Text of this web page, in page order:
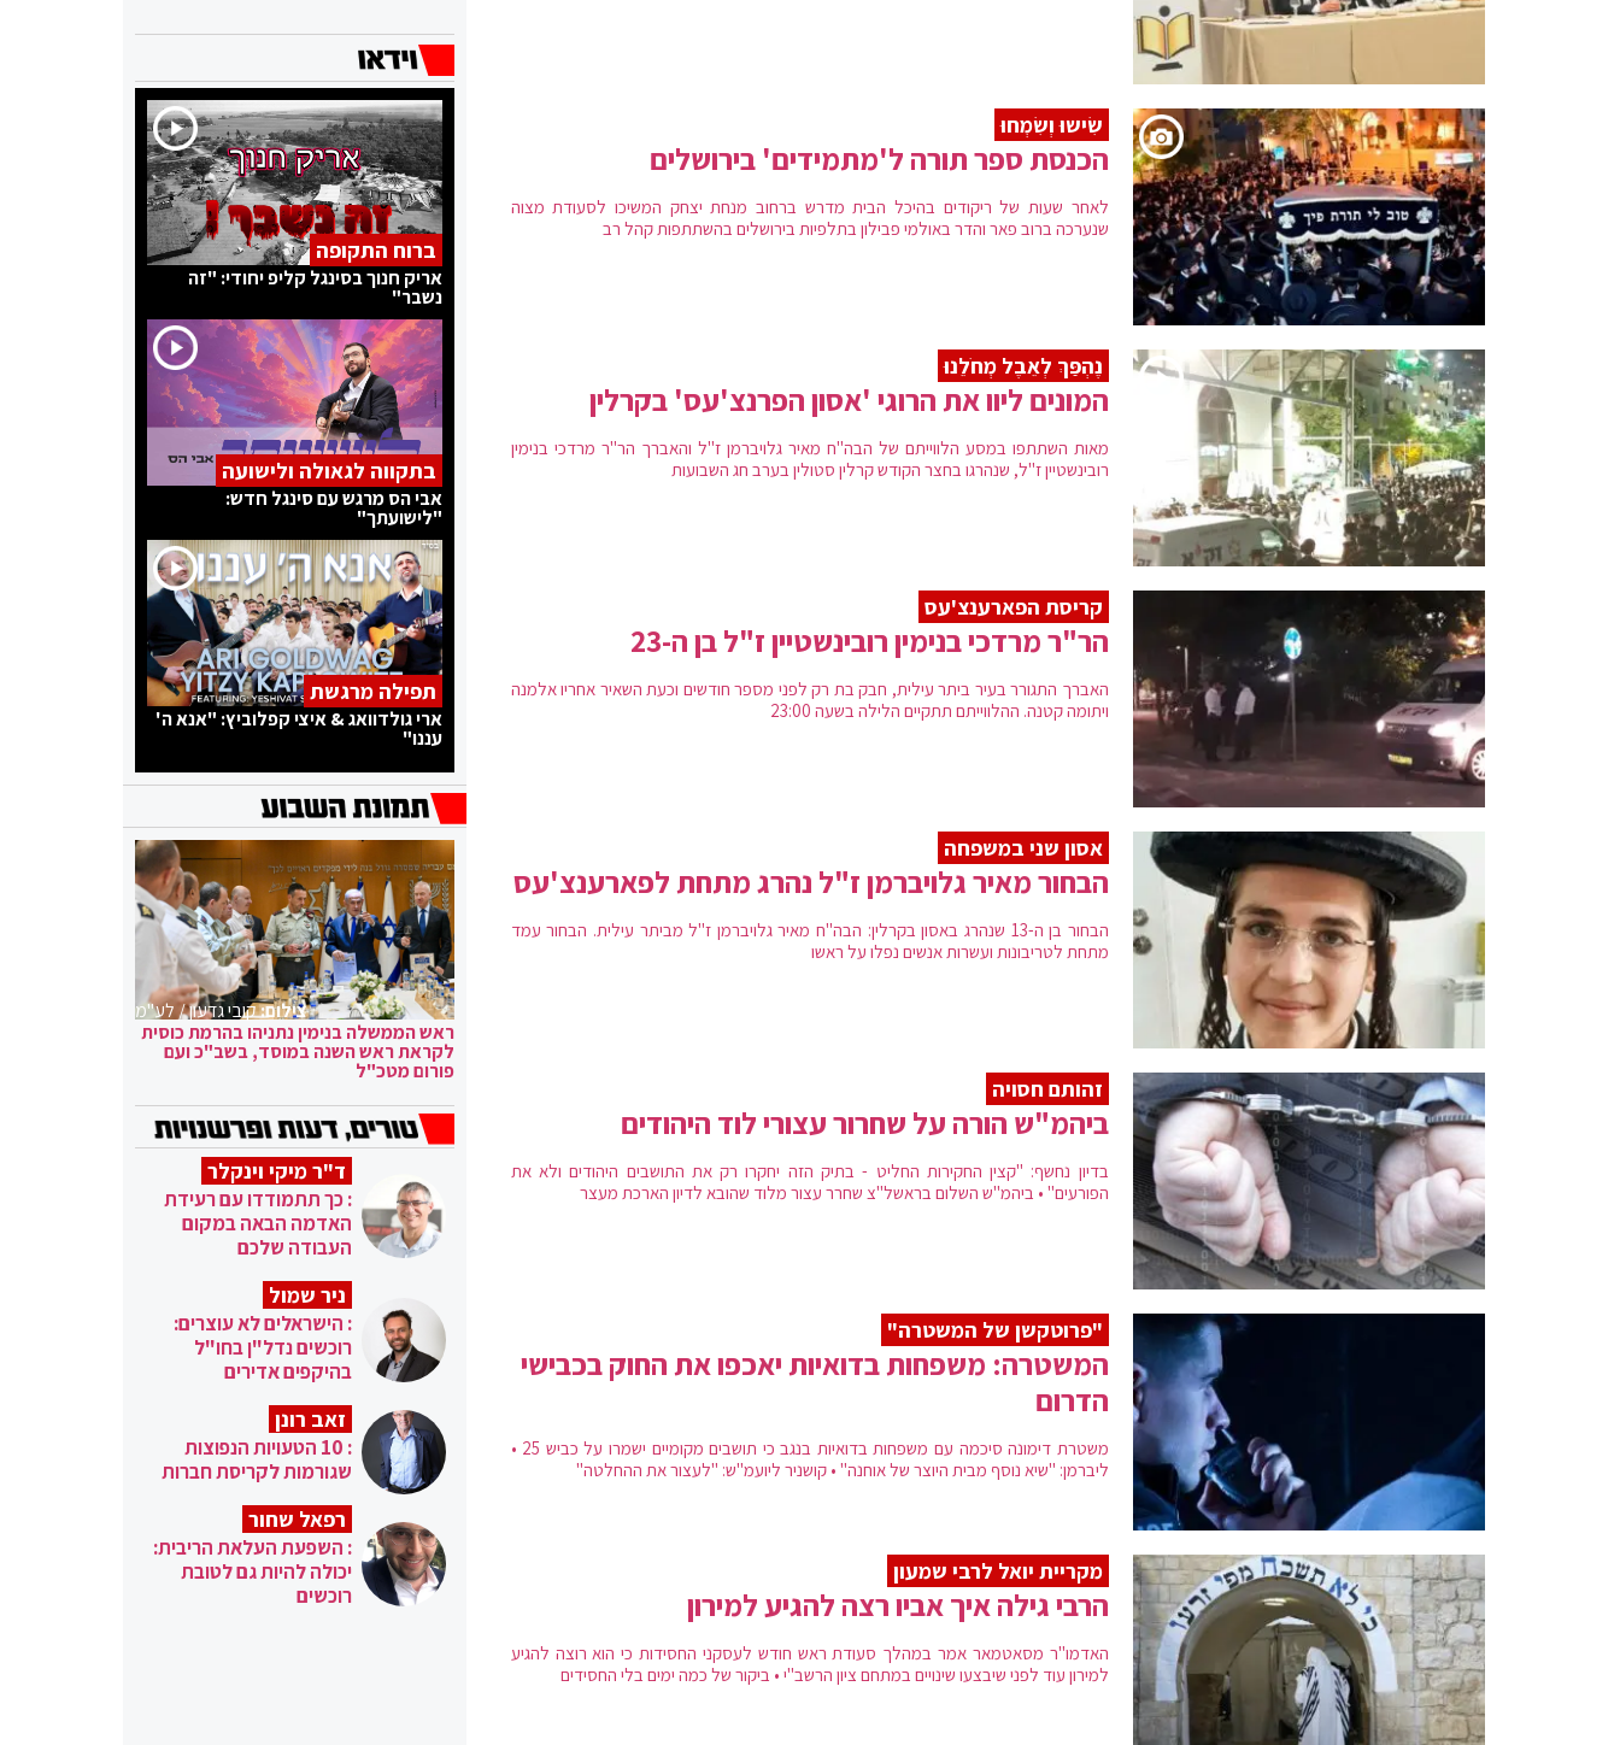
שִׂישוּ וְשִׂמְחוּ
הכנסת ספר תורה ל'מתמידים' בירושלים
לאחר שעות של ריקודים בהיכל הבית מדרש ברחוב מנחת יצחק המשיכו לסעודת מצוה
שנערכה ברוב פאר והדר באולמי פבילון בתלפיות בירושלים בהשתתפות קהל רב
נֶהְפַּךְ לְאֵבֶל מְחֹלֵנוּ
המונים ליוו את הרוגי 'אסון הפרנצ'עס' בקרלין
מאות השתתפו במסע הלווייתם של הבה"ח מאיר גלויברמן ז"ל והאברך הר"ר מרדכי בנימין
רובינשטיין ז"ל, שנהרגו בחצר הקודש קרלין סטולין בערב חג השבועות
קריסת הפארענצ'עס
הר"ר מרדכי בנימין רובינשטיין ז"ל בן ה-23
האברך התגורר בעיר ביתר עילית, חבק בת רק לפני מספר חודשים וכעת השאיר אחריו אלמנה
ויתומה קטנה. ההלווייתם תתקיים הלילה בשעה 23:00
אסון שני במשפחה
הבחור מאיר גלויברמן ז"ל נהרג מתחת לפארענצ'עס
הבחור בן ה-13 שנהרג באסון בקרלין: הבה"ח מאיר גלויברמן ז"ל מביתר עילית. הבחור עמד
מתחת לטריבונות ועשרות אנשים נפלו על ראשו
זהותם חסויה
ביהמ"ש הורה על שחרור עצורי לוד היהודים
בדיון נחשף: "קצין החקירות החליט - בתיק הזה יחקרו רק את התושבים היהודים ולא את
הפורעים" • ביהמ"ש השלום בראשל"צ שחרר עצור מלוד שהובא לדיון הארכת מעצר
"פרוטקשן של המשטרה"
המשטרה: משפחות בדואיות יאכפו את החוק בכבישי
הדרום
משטרת דימונה סיכמה עם משפחות בדואיות בנגב כי תושבים מקומיים ישמרו על כביש 25 •
ליברמן: "שיא נוסף מבית היוצר של אוחנה" • קושניר ליועמ"ש: "לעצור את ההחלטה"
מקריית יואל לרבי שמעון
הרבי גילה איך אביו רצה להגיע למירון
האדמו"ר מסאטמאר אמר במהלך סעודת ראש חודש לעסקני החסידות כי הוא רוצה להגיע
למירון עוד לפני שיבצעו שינויים במתחם ציון הרשב"י • ביקור של כמה ימים בלי החסידים
ברוח התקופה
אריק חנוך בסינגל קליפ יחודי: "זה
נשבר"
בתקווה לגאולה ולישועה
אבי הס מרגש עם סינגל חדש:
"לישועתך"
תפילה מרגשת
ארי גולדוואג & איצי קפלוביץ: "אנא ה'
עננו"
צילום:קובי גדעון / לע"מ
ראש הממשלה בנימין נתניהו בהרמת כוסית
לקראת ראש השנה במוסד, בשב"כ ועם
פורום מטכ"ל
ד"ר מיקי וינקלר
: כך תתמודדו עם רעידת
האדמה הבאה במקום
העבודה שלכם
ניר שמול
: הישראלים לא עוצרים:
רוכשים נדל"ן בחו"ל
בהיקפים אדירים
זאב רונן
: 10 הטעויות הנפוצות
שגורמות לקריסת חברות
רפאל שחור
: השפעת העלאת הריבית:
יכולה להיות גם לטובת
רוכשים